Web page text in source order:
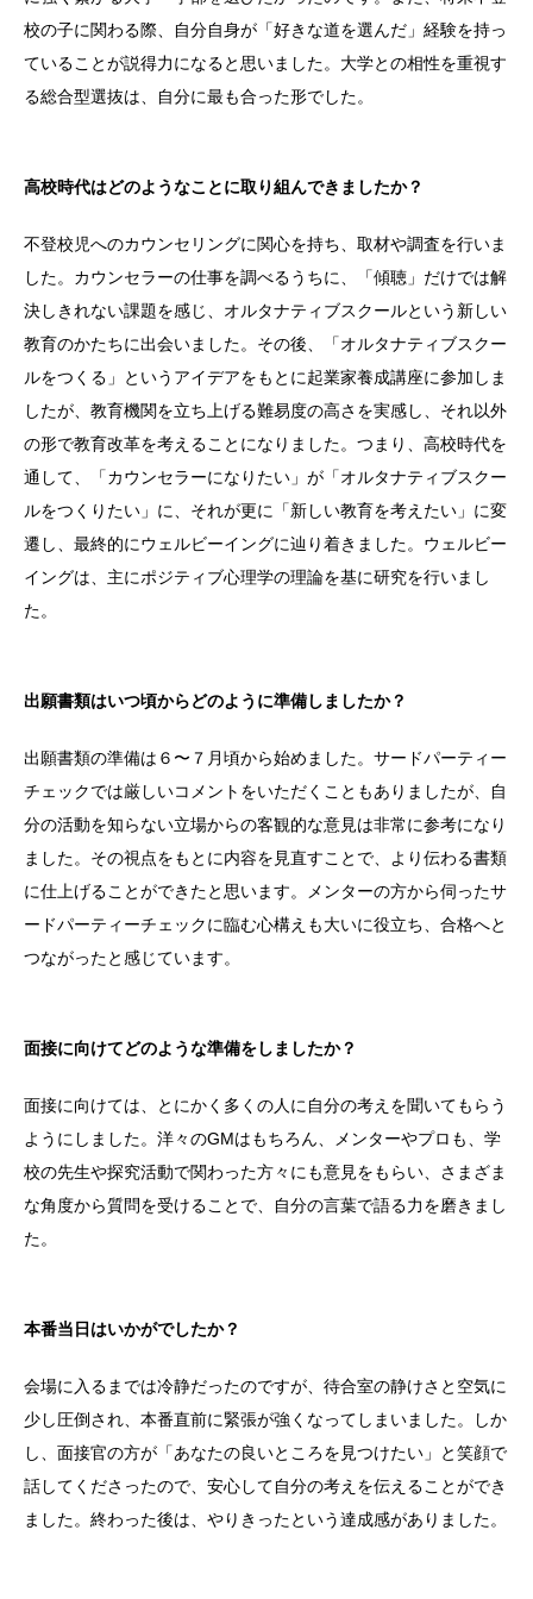
校の子に関わる際、自分自身が「好きな道を選んだ」経験を持っ
ていることが説得力になると思いました。大学との相性を重視す
る総合型選抜は、自分に最も合った形でした。
高校時代はどのようなことに取り組んできましたか？
不登校児へのカウンセリングに関心を持ち、取材や調査を行いま
した。カウンセラーの仕事を調べるうちに、「傾聴」だけでは解
決しきれない課題を感じ、オルタナティブスクールという新しい
教育のかたちに出会いました。その後、「オルタナティブスクー
ルをつくる」というアイデアをもとに起業家養成講座に参加しま
したが、教育機関を立ち上げる難易度の高さを実感し、それ以外
の形で教育改革を考えることになりました。つまり、高校時代を
通して、「カウンセラーになりたい」が「オルタナティブスクー
ルをつくりたい」に、それが更に「新しい教育を考えたい」に変
遷し、最終的にウェルビーイングに辿り着きました。ウェルビー
イングは、主にポジティブ心理学の理論を基に研究を行いまし
た。
出願書類はいつ頃からどのように準備しましたか？
出願書類の準備は６〜７月頃から始めました。サードパーティー
チェックでは厳しいコメントをいただくこともありましたが、自
分の活動を知らない立場からの客観的な意見は非常に参考になり
ました。その視点をもとに内容を見直すことで、より伝わる書類
に仕上げることができたと思います。メンターの方から伺ったサ
ードパーティーチェックに臨む心構えも大いに役立ち、合格へと
つながったと感じています。
面接に向けてどのような準備をしましたか？
面接に向けては、とにかく多くの人に自分の考えを聞いてもらう
ようにしました。洋々のGMはもちろん、メンターやプロも、学
校の先生や探究活動で関わった方々にも意見をもらい、さまざま
な角度から質問を受けることで、自分の言葉で語る力を磨きまし
た。
本番当日はいかがでしたか？
会場に入るまでは冷静だったのですが、待合室の静けさと空気に
少し圧倒され、本番直前に緊張が強くなってしまいました。しか
し、面接官の方が「あなたの良いところを見つけたい」と笑顔で
話してくださったので、安心して自分の考えを伝えることができ
ました。終わった後は、やりきったという達成感がありました。